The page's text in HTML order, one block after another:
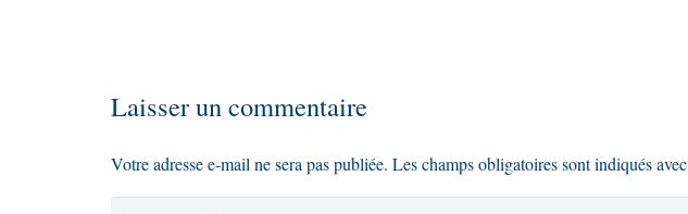
Laisser un commentaire
Votre adresse e-mail ne sera pas publiée. Les champs obligatoires sont indiqués avec